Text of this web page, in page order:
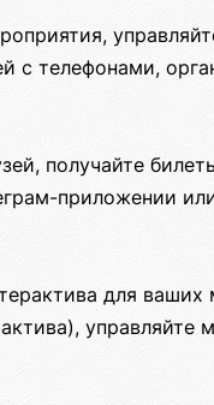
с телефонами,
получайте
приложении
для ваших
управляйте